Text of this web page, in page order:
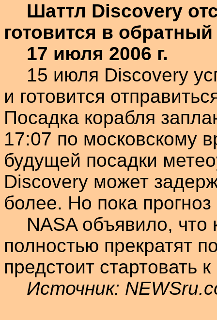
Шаттл Discovery
готовится в
17 июля 2006 г.
15 июля Discovery
и готовится
Посадка корабля
17:07 по московскому
будущей посадки
Discovery может
более. Но пока
NASA объявило, что
полностью прекратят
предстоит стартовать
Источник: